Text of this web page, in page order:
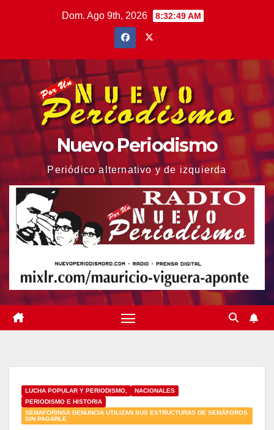
Dom. Ago 9th, 2026 8:32:50 AM
Nuevo Periodismo
Periódico alternativo y de izquierda
LUCHA POPULAR Y PERIODISMO,
NACIONALES
PERIODISMO E HISTORIA
SEMAFORINSA DENUNCIA UTILIZAN SUS ESTRUCTURAS DE SEMÁFOROS
SIN PAGARLE